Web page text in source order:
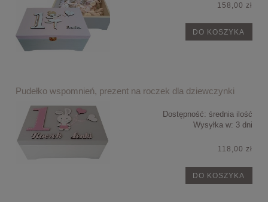
158,00 zł
DO KOSZYKA
Pudełko wspomnień, prezent na roczek dla dziewczynki
Dostępność: średnia ilość
Wysyłka w: 3 dni
118,00 zł
DO KOSZYKA